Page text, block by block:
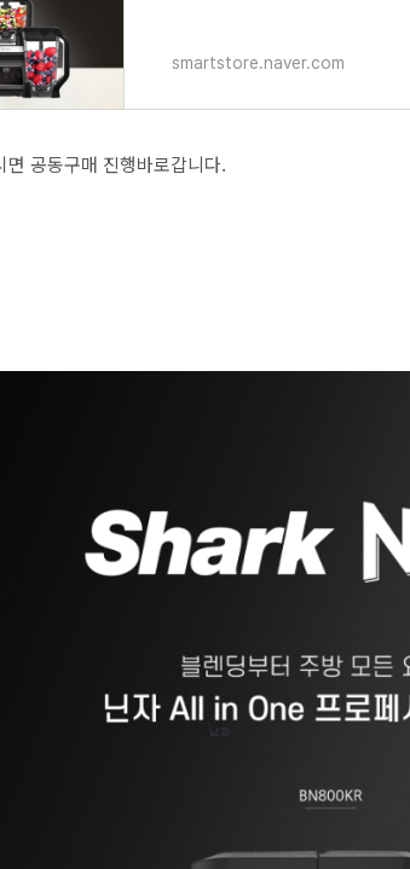
smartstore.naver.com
면 공동구매 진행바로갑니다.